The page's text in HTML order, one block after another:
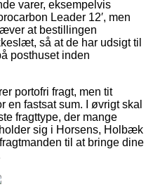
varer, eksempelvis
Leader 12′, men
at bestillingen
så at de har udsigt til
posthuset inden
portofri fragt, men tit
en fastsat sum. I øvrigt skal
fragttype, der mange
sig i Horsens, Holbæk
til at bringe dine